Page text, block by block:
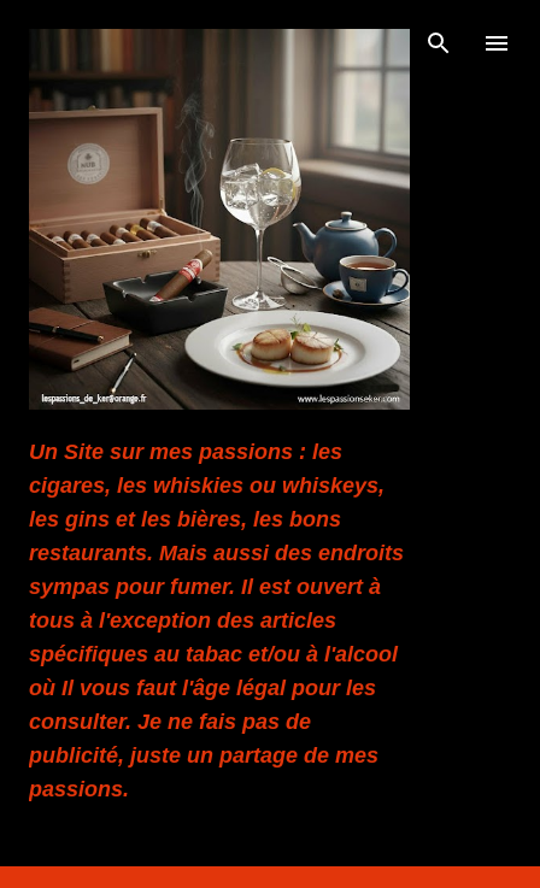
Accéder au contenu principal
Un Site sur mes passions : les
cigares, les whiskies ou whiskeys,
les gins et les bières, les bons
restaurants. Mais aussi des endroits
sympas pour fumer. Il est ouvert à
tous à l'exception des articles
spécifiques au tabac et/ou à l'alcool
où Il vous faut l'âge légal pour les
consulter. Je ne fais pas de
publicité, juste un partage de mes
passions.